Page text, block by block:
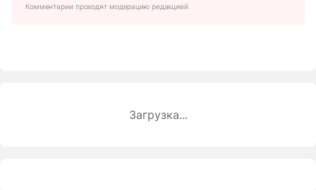
Комментарии проходят модерацию редакцией
Загрузка...